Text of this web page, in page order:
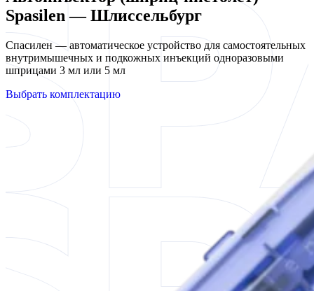
Spasilen — Шлиссельбург
Спасилен — автоматическое устройство для самостоятельных
внутримышечных и подкожных инъекций одноразовыми
шприцами 3 мл или 5 мл
Выбрать комплектацию